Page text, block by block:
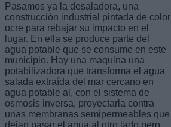
Pasamos ya la desaladora, una
construcción industrial pintada de color
ocre para rebajar su impacto en el
lugar. En ella se produce parte del
agua potable que se consume en este
municipio. Hay una maquina una
potabilizadora que transforma el agua
salada extraída del mar cercano en
agua potable al, con el sistema de
osmosis inversa, proyectarla contra
unas membranas semipermeables que
dejan pasar el agua al otro lado pero